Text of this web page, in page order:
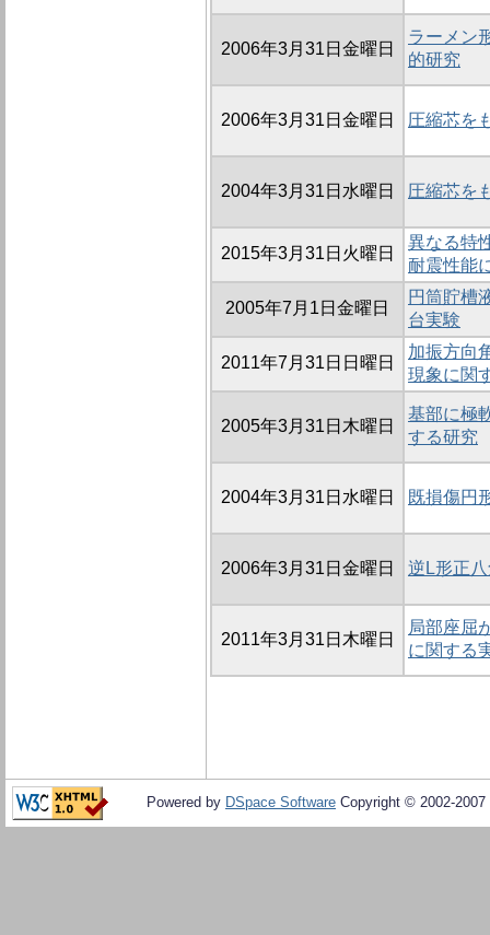
2006年3月31日金曜日
ラーメン
的研究
2006年3月31日金曜日 圧縮芯を
2004年3月31日水曜日 圧縮芯を
2015年3月31日火曜日
異なる特
耐震性能
2005年7月1日金曜日
円筒貯槽
台実験
2011年7月31日日曜日
加振方向
現象に関
2005年3月31日木曜日
基部に極
する研究
2004年3月31日水曜日 既損傷円
2006年3月31日金曜日 逆L形正
2011年3月31日木曜日
局部座屈
に関する
Powered by DSpace Software Copyright © 2002-2007